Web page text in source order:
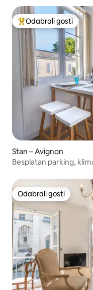
Među najviše
Odabrali gosti
Stan – Avignon
Besplatan parking,
Odabrali gosti
Odabrali gosti